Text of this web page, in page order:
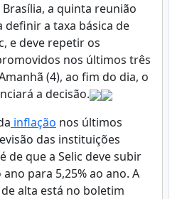
Brasília, a quinta reunião
definir a taxa básica de
e deve repetir os
nos últimos três
(4), ao fim do dia, o
a decisão.
inflação nos últimos
das instituições
de que a Selic deve subir
ano para 5,25% ao ano. A
alta está no boletim